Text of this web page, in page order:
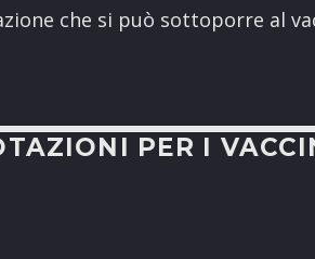
che si può sottoporre al
PER I